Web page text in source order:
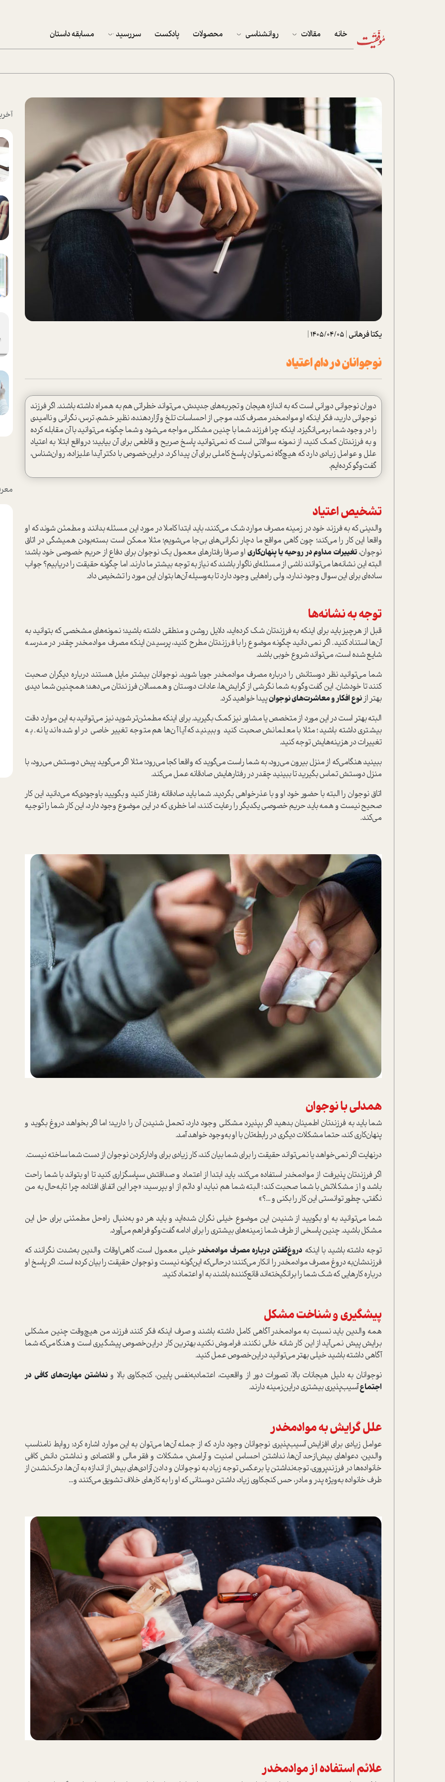
خانه مقالات
پرونده ویژه
زندگی
نوجوان
کار
روانشناسی محصولات پادکست سررسید
تقویم رومیزی
تقویم دیواری
مسابقه داستان
یکتا فرهانی |
1405/04/05
|
نوجوانان در دام اعتياد
دوران نوجواني دوراني است كه به اندازه هيجان و تجربه‌هاي جديدش، مي‌تواند خطراتي هم به همراه داشته باشند. اگر فرزند
نوجواني داريد، فکر اينكه او موادمخدر مصرف کند، موجی از احساسات تلخ و آزاردهنده، نظیر خشم، ترس، نگراني و ناامیدی
را در وجود شما برمی‌انگیزد. اينكه چرا فرزند شما با چنين مشكلي مواجه می‌شود و شما چگونه مي‌توانيد با آن مقابله کرده
و به فرزندتان كمك كنيد، از نمونه سوالاتي است كه نمي‌توانيد پاسخ صريح و قاطعي براي آن بيابيد؛ درواقع ابتلا به اعتياد
علل و عوامل زيادي دارد كه هيچ‌گاه نمي‌توان پاسخ كاملي براي آن پیدا کرد. دراين‌خصوص با دكتر آيدا عليزاده، روان‌شناس،
گفت‌وگو كرده‌ايم.
تشخيص اعتياد
والديني كه به فرزند خود در زمینه مصرف موارد شك مي‌كنند، باید ابتدا كاملا در مورد این مسئله بدانند و مطمئن شوند كه او
واقعا اين كار را مي‌كند؛ چون گاهي مواقع ما دچار نگراني‌هاي بي‌جا مي‌شويم؛ مثلا ممکن است بسته‌بودن هميشگي در اتاق
نوجوان،تغییرات مداوم در روحیه یا پنهان‌کاریاو صرفا رفتارهای معمول یک نوجوان برای دفاع از حریم خصوصی خود باشد؛
البته این نشانه‌ها می‌توانند ناشی از مسئله‌ای ناگوار باشند كه نياز به توجه بيشتر ما دارند. اما چگونه حقیقت را دریابیم؟ جواب
ساده‌ای برای این سوال وجود ندارد، ولي راه‌هایی وجود دارد تا به‌وسیله آن‌ها بتوان این مورد را تشخیص داد.
توجه به نشانه‌ها
قبل از هرچيز باید برای اينكه به فرزندتان شك كرده‌ايد، دلایل روشن و منطقی داشته باشید؛ نمونه‌های مشخصی که بتوانید به
آن‌ها استناد کنید. اگر نمی‌دانید چگونه موضوع را با فرزندتان مطرح کنید، پرسیدن اينكه مصرف موادمخدر چقدر در مدرسه
شایع شده است، می‌تواند شروع خوبی باشد.
شما مي‌توانيد‌ نظر دوستانش را درباره‌ مصرف موادمخدر جويا شويد. نوجوانان بیشتر مایل هستند درباره‌ دیگران صحبت
کنند تا خودشان. این گفت‌وگو به شما نگرشی از گرایش‌ها، عادات دوستان و همسالان فرزندتان مي‌دهد؛ همچنین شما دیدی
بهتر ازنوع افكار و معاشرت‌هاي نوجوانپیدا خواهید کرد.
البته بهتر است ‌در اين مورد از متخصص يا مشاور نيز كمك بگيريد. براي اينكه مطمئن‌تر شويد نيز مي‌توانيد به اين موارد دقت
بيشتري داشته باشيد؛ مثلا با معلمانش صحبت کنید و ببینید که آیا آن‌ها هم متوجه تغيير خاصي در او شده‌اند یا نه. به
تغییرات در هزینه‌هايش توجه کنید.
ببينيد هنگامی‌که از منزل بیرون می‌رود، به شما راست مي‌گويد كه واقعا كجا مي‌رود؛ مثلا اگر مي‌گويد پيش دوستش مي‌رود، با
منزل دوستش تماس بگيريد تا ببينيد چقدر در رفتارهايش صادقانه عمل مي‌كند.
اتاق نوجوان را البته با حضور خود او و با عذرخواهي بگرديد. شما بايد صادقانه رفتار كنيد و بگوييد باوجودي‌كه مي‌دانيد اين كار
صحيح نيست و ‌همه بايد حریم خصوصی يكديگر را رعايت كنند، اما خطری که در این موضوع وجود دارد، این کار شما را توجیه
می‌کند.
همدلي با نوجوان
شما بايد به فرزندتان اطمينان بدهيد اگر بپذیرد مشکلی وجود دارد، تحمل شنیدن آن را دارید؛ اما اگر بخواهد دروغ بگويد و
پنهان‌كاري كند، حتما مشکلات دیگری در رابطه‌‌تان با او به‌وجود خواهد آمد.
درنهایت اگر نمی‌خواهد یا نمی‌تواند حقیقت را برای شما بیان کند، کار زیادی برای وادار‌کردن نوجوان از دست شما ساخته نيست.
اگر فرزندتان ‌پذیرفت از موادمخدر استفاده مي‌كند، بايد ابتدا از اعتماد و صداقتش سپاسگزاری کنید تا او بتواند با شما راحت
باشد و از مشكلاتش با شما صحبت كند؛ البته شما هم نبايد او دائم از او بپرسيد: «چرا اين اتفاق افتاده، چرا تابه‌حال به من
نگفتي، چطور توانستي اين كار را بكني و ...؟»
شما مي‌توانيد به او بگوييد از شنيدن اين موضوع خیلی نگران شده‌ايد و بايد هر دو به‌دنبال راه‌حل مطمئني براي حل اين
مشكل باشيد. چنین پاسخی از طرف شما زمینه‌هاي بيشتري را برای ادامه‌ گفت‌وگو فراهم می‌آورد.
توجه داشته باشید با اينكه دروغ‌گفتن درباره‌ مصرف موادمخدرخيلي معمول است، گاهي‌اوقات والدین به‌شدت نگرانند که
فرزند‌شان‌به دروغ مصرف موادمخدر را انکار می‌کنند؛ درحالی‌که این‌گونه نیست و نوجوان حقیقت را بیان کرده ‌است. اگر پاسخ او
درباره‌ کارهایی که شک شما را برانگیخته‌اند قانع‌کننده ‌باشند به او اعتماد كنيد.
پيشگيري و شناخت مشكل
همه والدين بايد نسبت به موادمخدر آگاهي كامل داشته باشند و صرف اينكه فكر كنند فرزند من هيچ‌وقت چنين مشكلي
برايش پيش نمي‌آيد از اين كار شانه خالي نكنند. فراموش نكنيد بهترين كار دراين‌خصوص پيشگيري است و هنگامي‌كه شما
آگاهي داشته باشيد خيلي بهتر مي‌توانيد دراين‌خصوص عمل كنيد.
نوجوانان به دليل هيجانات بالا، تصورات دور از واقعيت، اعتمادبه‌نفس پايين، كنجكاوي بالا ونداشتن مهارت‌هاي كافي در
اجتماعآسيب‌پذيري بيشتري دراين‌زمینه دارند.
علل گرايش به موادمخدر
عوامل زيادي براي افزايش آسيب‌پذيري نوجوانان وجود دارد كه از جمله آن‌ها مي‌توان به اين موارد اشاره كرد: روابط نامناسب
والدين، دعواهاي بيش‌ازحد آن‌ها، نداشتن احساس امنيت و آرامش، مشكلات و فقر مالي و اقتصادي و نداشتن دانش كافي
خانواده‌ها در فرزندپروري، توجه‌نداشتن يا برعكس توجه زياد به نوجوانان و دادن آزادي‌هاي بيش‌از اندازه به آن‌ها، درك‌نشدن از
طرف خانواده به‌ويژه پدر و مادر، حس كنجكاوي زياد، داشتن دوستاني كه او را به كار‌هاي خلاف تشويق مي‌كنند و...
علائم استفاده از موادمخدر